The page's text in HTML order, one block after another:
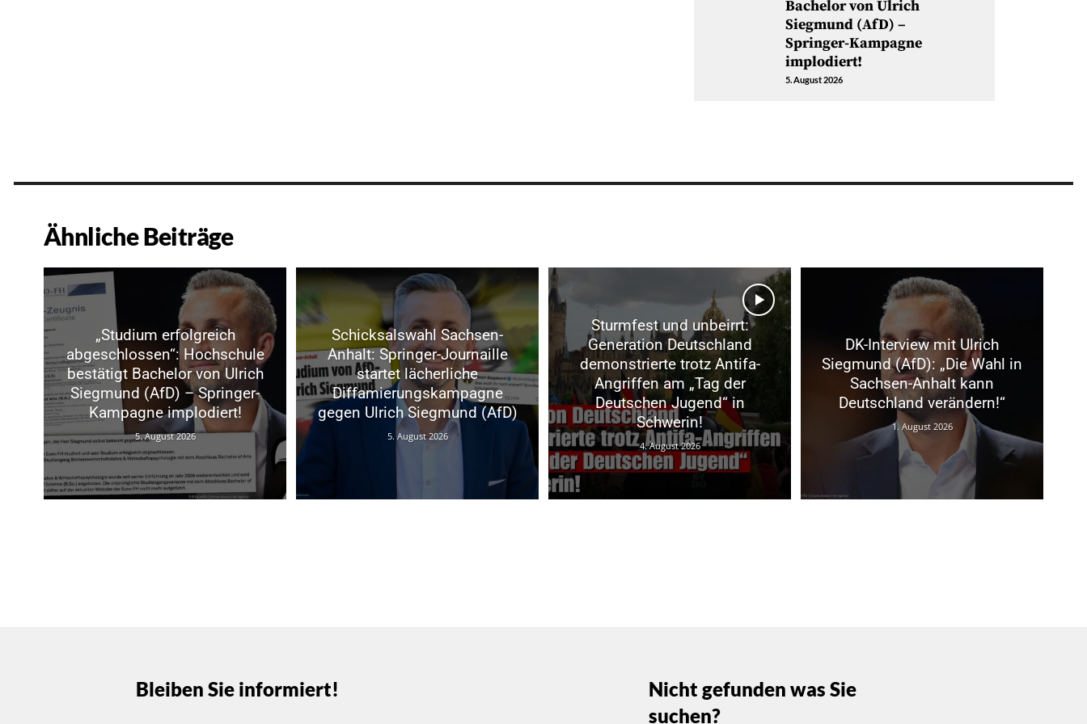
Bachelor von Ulrich
Siegmund (AfD) –
Springer-Kampagne
implodiert!
5. August 2026
Ähnliche Beiträge
„Studium erfolgreich
abgeschlossen“: Hochschule
bestätigt Bachelor von Ulrich
Siegmund (AfD) – Springer-
Kampagne implodiert!
5. August 2026
Schicksalswahl Sachsen-
Anhalt: Springer-Journaille
startet lächerliche
Diffamierungskampagne
gegen Ulrich Siegmund (AfD)
5. August 2026
Sturmfest und unbeirrt:
Generation Deutschland
demonstrierte trotz Antifa-
Angriffen am „Tag der
Deutschen Jugend“ in
Schwerin!
4. August 2026
DK-Interview mit Ulrich
Siegmund (AfD): „Die Wahl in
Sachsen-Anhalt kann
Deutschland verändern!“
1. August 2026
Bleiben Sie informiert!
Nicht gefunden was Sie
suchen?